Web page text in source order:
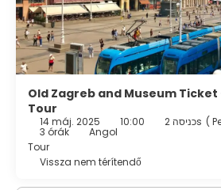
Old Zagreb and Museum
Tour
14 máj. 2025 10:00 2 כניסהs (
3 órák
Angol
Tour
Vissza nem térítendő